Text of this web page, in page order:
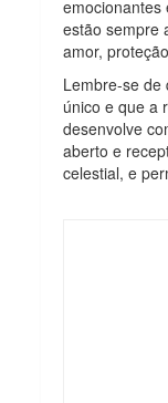
emocionantes
estão sempre
amor,
Lembre-se de
único e que a
desenvolve
aberto e
celestial, e